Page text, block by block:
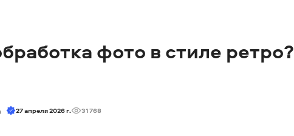
фото в стиле ретро?
27 апреля 2026 г. 31 768